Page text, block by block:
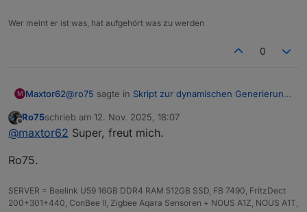
Wer meint er ist was, hat aufgehört was zu werden
0
M Maxtor62@ro75 sagte in Skript zur dynamischen Generierung
@maxtor62 sagte in
Batterie.Batt';
Offline
Ro75schrieb am 12. Nov. 2025, 18:07
zuletzt editiert von
@maxtor62 Super, freut mich.
Ro75.
SERVER = Beelink U59 16GB DDR4 RAM 512GB SSD, FB 7490, FritzDect
200+301+440, ConBee II, Zigbee Aqara Sensoren + NOUS A1Z, NOUS A1T,